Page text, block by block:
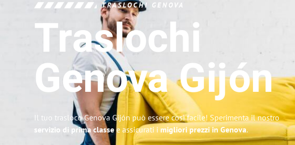
TRASLOCHI GENOVA
Traslochi
GenovaGijón
Il tuo trasloco Genova Gijón può essere così facile! Sperimenta il nostro
servizio di prima classe e assicurati i migliori prezzi in Genova.